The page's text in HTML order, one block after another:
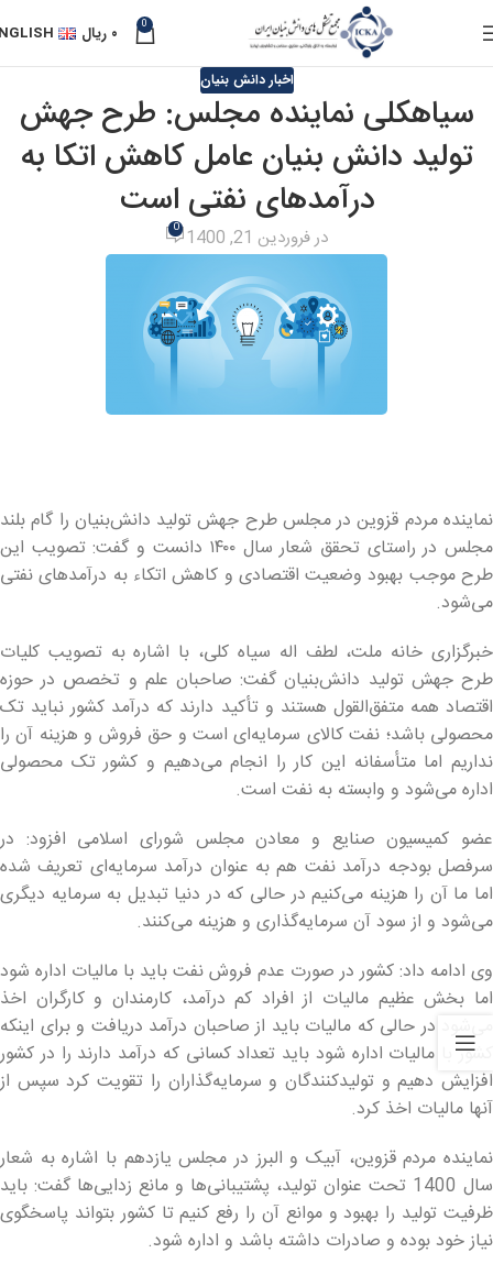
0 ۰ ریال
اخبار دانش بنیان
سیاهکلی نماینده مجلس: طرح جهش
تولید دانش بنیان عامل کاهش اتکا به
درآمدهای نفتی است
در فروردین 21, 1400 0
نماینده مردم قزوین در مجلس طرح جهش تولید دانش‌بنیان را گام بلند
مجلس در راستای تحقق شعار سال ۱۴۰۰ دانست و گفت: تصویب این
طرح موجب بهبود وضعیت اقتصادی و کاهش اتکاء به درآمدهای نفتی
می‌شود.
خبرگزاری خانه ملت، لطف اله سیاه کلی، با اشاره به تصویب کلیات
طرح جهش تولید دانش‌بنیان گفت: صاحبان علم و تخصص در حوزه
اقتصاد همه متفق‌القول هستند و تأکید دارند که درآمد کشور نباید تک
محصولی باشد؛ نفت کالای سرمایه‌ای است و حق فروش و هزینه آن را
نداریم اما متأسفانه این کار را انجام می‌دهیم و کشور تک محصولی
اداره می‌شود و وابسته به نفت است.
عضو کمیسیون صنایع و معادن مجلس شورای اسلامی افزود: در
سرفصل بودجه درآمد نفت هم به عنوان درآمد سرمایه‌ای تعریف شده
اما ما آن را هزینه می‌کنیم در حالی که در دنیا تبدیل به سرمایه دیگری
می‌شود و از سود آن سرمایه‌گذاری و هزینه می‌کنند.
وی ادامه داد: کشور در صورت عدم فروش نفت باید با مالیات اداره شود
اما بخش عظیم مالیات از افراد کم درآمد، کارمندان و کارگران اخذ
می‌شود در حالی که مالیات باید از صاحبان درآمد دریافت و برای اینکه
کشور با مالیات اداره شود باید تعداد کسانی که درآمد دارند را در کشور
افزایش دهیم و تولیدکنندگان و سرمایه‌گذاران را تقویت کرد سپس از
آنها مالیات اخذ کرد.
نماینده مردم قزوین، آبیک و البرز در مجلس یازدهم با اشاره به شعار
سال 1400 تحت عنوان تولید، پشتیبانی‌ها و مانع زدایی‌ها گفت: باید
ظرفیت تولید را بهبود و موانع آن را رفع کنیم تا کشور بتواند پاسخگوی
نیاز خود بوده و صادرات داشته باشد و اداره شود.